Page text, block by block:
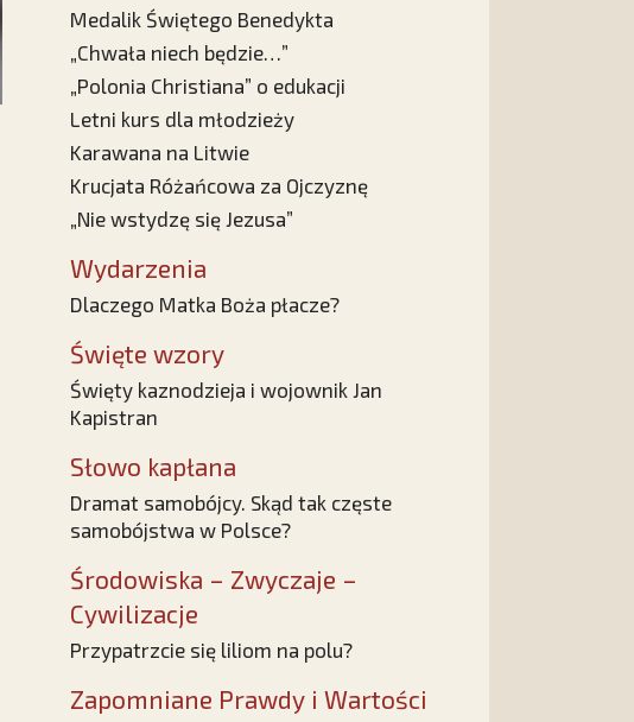
Medalik Świętego Benedykta
„Chwała niech będzie…”
„Polonia Christiana” o edukacji
Letni kurs dla młodzieży
Karawana na Litwie
Krucjata Różańcowa za Ojczyznę
„Nie wstydzę się Jezusa”
Wydarzenia
Dlaczego Matka Boża płacze?
Święte wzory
Święty kaznodzieja i wojownik Jan
Kapistran
Słowo kapłana
Dramat samobójcy. Skąd tak częste
samobójstwa w Polsce?
Środowiska – Zwyczaje –
Cywilizacje
Przypatrzcie się liliom na polu?
Zapomniane Prawdy i Wartości